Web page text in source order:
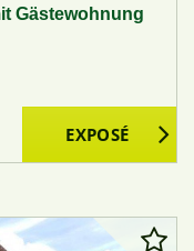
Gästewohnung